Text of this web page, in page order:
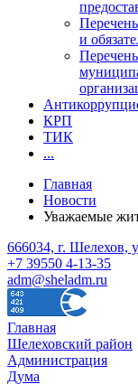
и
КРП
ТИК
...
Главная
Новости
Уважаемые
666034, г. Шелехов,
+7 39550 4-13-35
adm@sheladm.ru
Главная
Шелеховский район
Администрация
Дума